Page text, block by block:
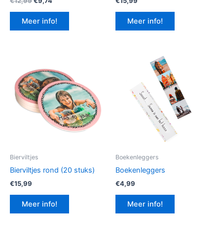
was:
€12,99.
is:
€9,74.
Meer info! Meer info!
Bierviltjes
Bierviltjes rond (20 stuks)
€15,99
Meer info!
Boekenleggers
Boekenleggers
€4,99
Meer info!